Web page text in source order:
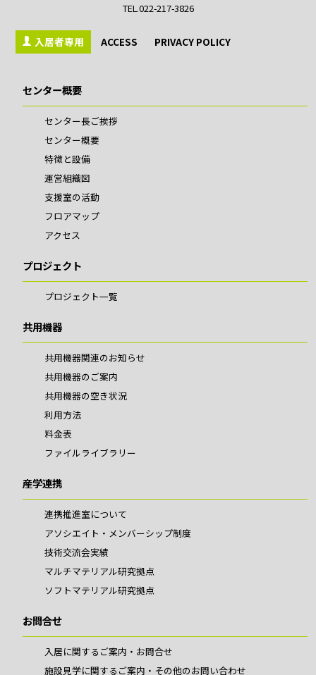
TEL.022-217-3826
入居者専用 ACCESS PRIVACY POLICY
センター概要
センター長ご挨拶
センター概要
特徴と設備
運営組織図
支援室の活動
フロアマップ
アクセス
プロジェクト
プロジェクト一覧
共用機器
共用機器関連のお知らせ
共用機器のご案内
共用機器の空き状況
利用方法
料金表
ファイルライブラリー
産学連携
連携推進室について
アソシエイト・メンバーシップ制度
技術交流会実績
マルチマテリアル研究拠点
ソフトマテリアル研究拠点
お問合せ
入居に関するご案内・お問合せ
施設見学に関するご案内・その他のお問い合わせ